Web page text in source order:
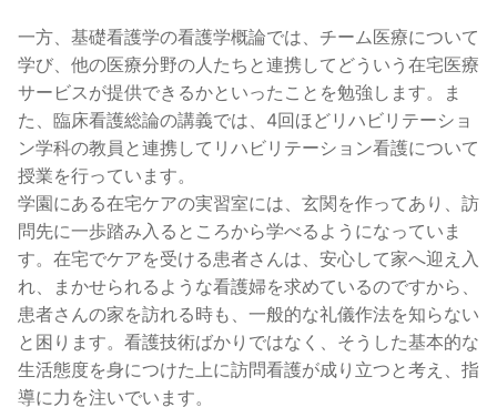
一方、基礎看護学の看護学概論では、チーム医療について
学び、他の医療分野の人たちと連携してどういう在宅医療
サービスが提供できるかといったことを勉強します。ま
た、臨床看護総論の講義では、4回ほどリハビリテーショ
ン学科の教員と連携してリハビリテーション看護について
授業を行っています。
学園にある在宅ケアの実習室には、玄関を作ってあり、訪
問先に一歩踏み入るところから学べるようになっていま
す。在宅でケアを受ける患者さんは、安心して家へ迎え入
れ、まかせられるような看護婦を求めているのですから、
患者さんの家を訪れる時も、一般的な礼儀作法を知らない
と困ります。看護技術ばかりではなく、そうした基本的な
生活態度を身につけた上に訪問看護が成り立つと考え、指
導に力を注いでいます。